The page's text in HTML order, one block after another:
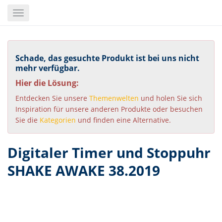
content
Toggle
Schade, das gesuchte Produkt ist bei uns nicht
mehr verfügbar.
Hier die Lösung:
Entdecken Sie unsere Themenwelten und holen Sie sich
Inspiration für unsere anderen Produkte oder besuchen
Sie die Kategorien und finden eine Alternative.
Digitaler Timer und Stoppuhr
SHAKE AWAKE 38.2019